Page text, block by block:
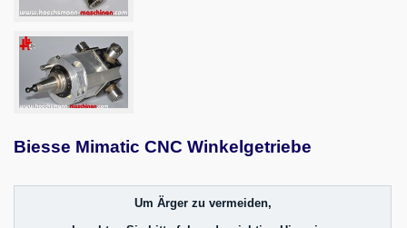
Biesse Mimatic CNC Winkelgetriebe
Um Ärger zu vermeiden,